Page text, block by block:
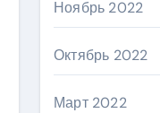
Ноябрь 2022
Октябрь 2022
Март 2022